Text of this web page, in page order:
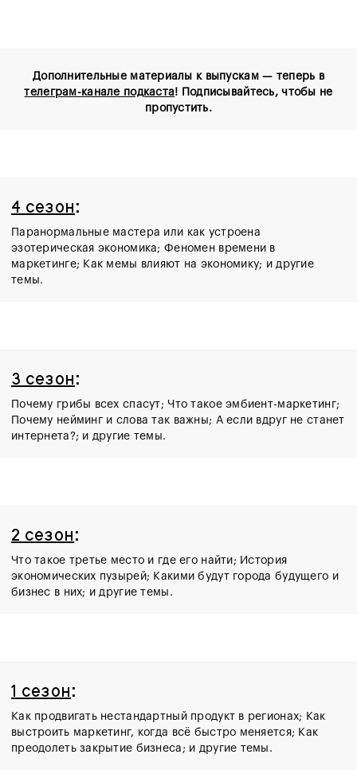
Дополнительные материалы к выпускам — теперь в
телеграм-канале подкаста! Подписывайтесь, чтобы не
пропустить.
4 сезон:
Паранормальные мастера или как устроена
эзотерическая экономика; Феномен времени в
маркетинге; Как мемы влияют на экономику; и другие
темы.
3 сезон:
Почему грибы всех спасут; Что такое эмбиент-маркетинг;
Почему нейминг и слова так важны; А если вдруг не станет
интернета?; и другие темы.
2 сезон:
Что такое третье место и где его найти; История
экономических пузырей; Какими будут города будущего и
бизнес в них; и другие темы.
1 сезон:
Как продвигать нестандартный продукт в регионах; Как
выстроить маркетинг, когда всё быстро меняется; Как
преодолеть закрытие бизнеса; и другие темы.